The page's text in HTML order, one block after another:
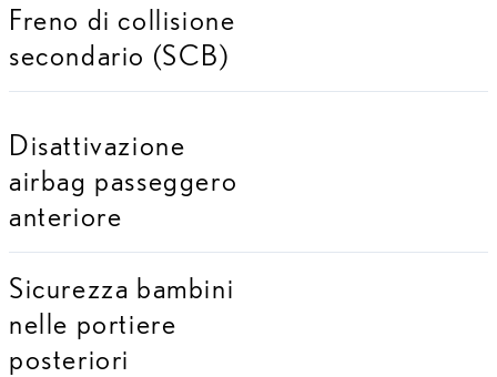
Freno di collisione
secondario (SCB)
Disattivazione
airbag passeggero
anteriore
Sicurezza bambini
nelle portiere
posteriori